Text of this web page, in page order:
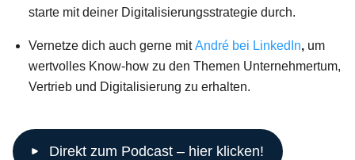
starte mit deiner Digitalisierungsstrategie durch.
Vernetze dich auch gerne mitAndré bei LinkedIn, um
wertvolles Know-how zu den Themen Unternehmertum,
Vertrieb und Digitalisierung zu erhalten.
Direkt zum Podcast – hier klicken!